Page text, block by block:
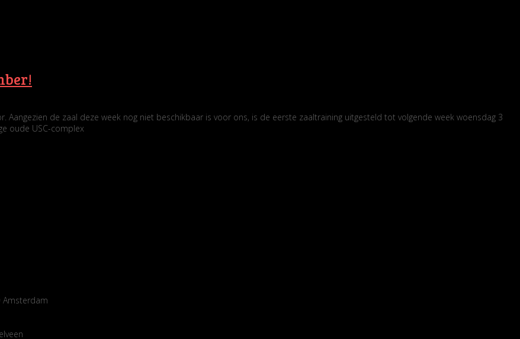
Aangezien de zaal deze week nog niet beschikbaar is voor ons, is de eerste zaaltraining uitgesteld tot volgende week woensdag 3
oude USC-complex
Amsterdam